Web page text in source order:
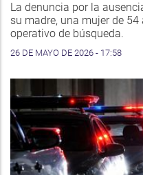
La denuncia por la
su madre, una mujer de
operativo de búsqueda.
26 DE MAYO DE 2026 - 17:58